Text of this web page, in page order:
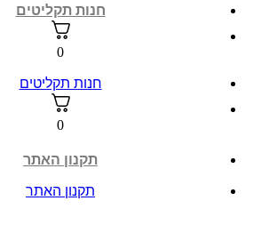
חנות תקליטים
0
חנות תקליטים
0
תקנון האתר
תקנון האתר